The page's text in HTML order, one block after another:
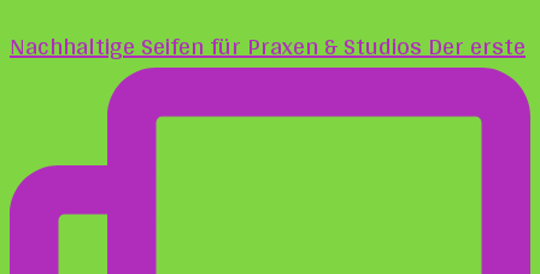
Nachhaltige Seifen für Praxen & Studios Der erste